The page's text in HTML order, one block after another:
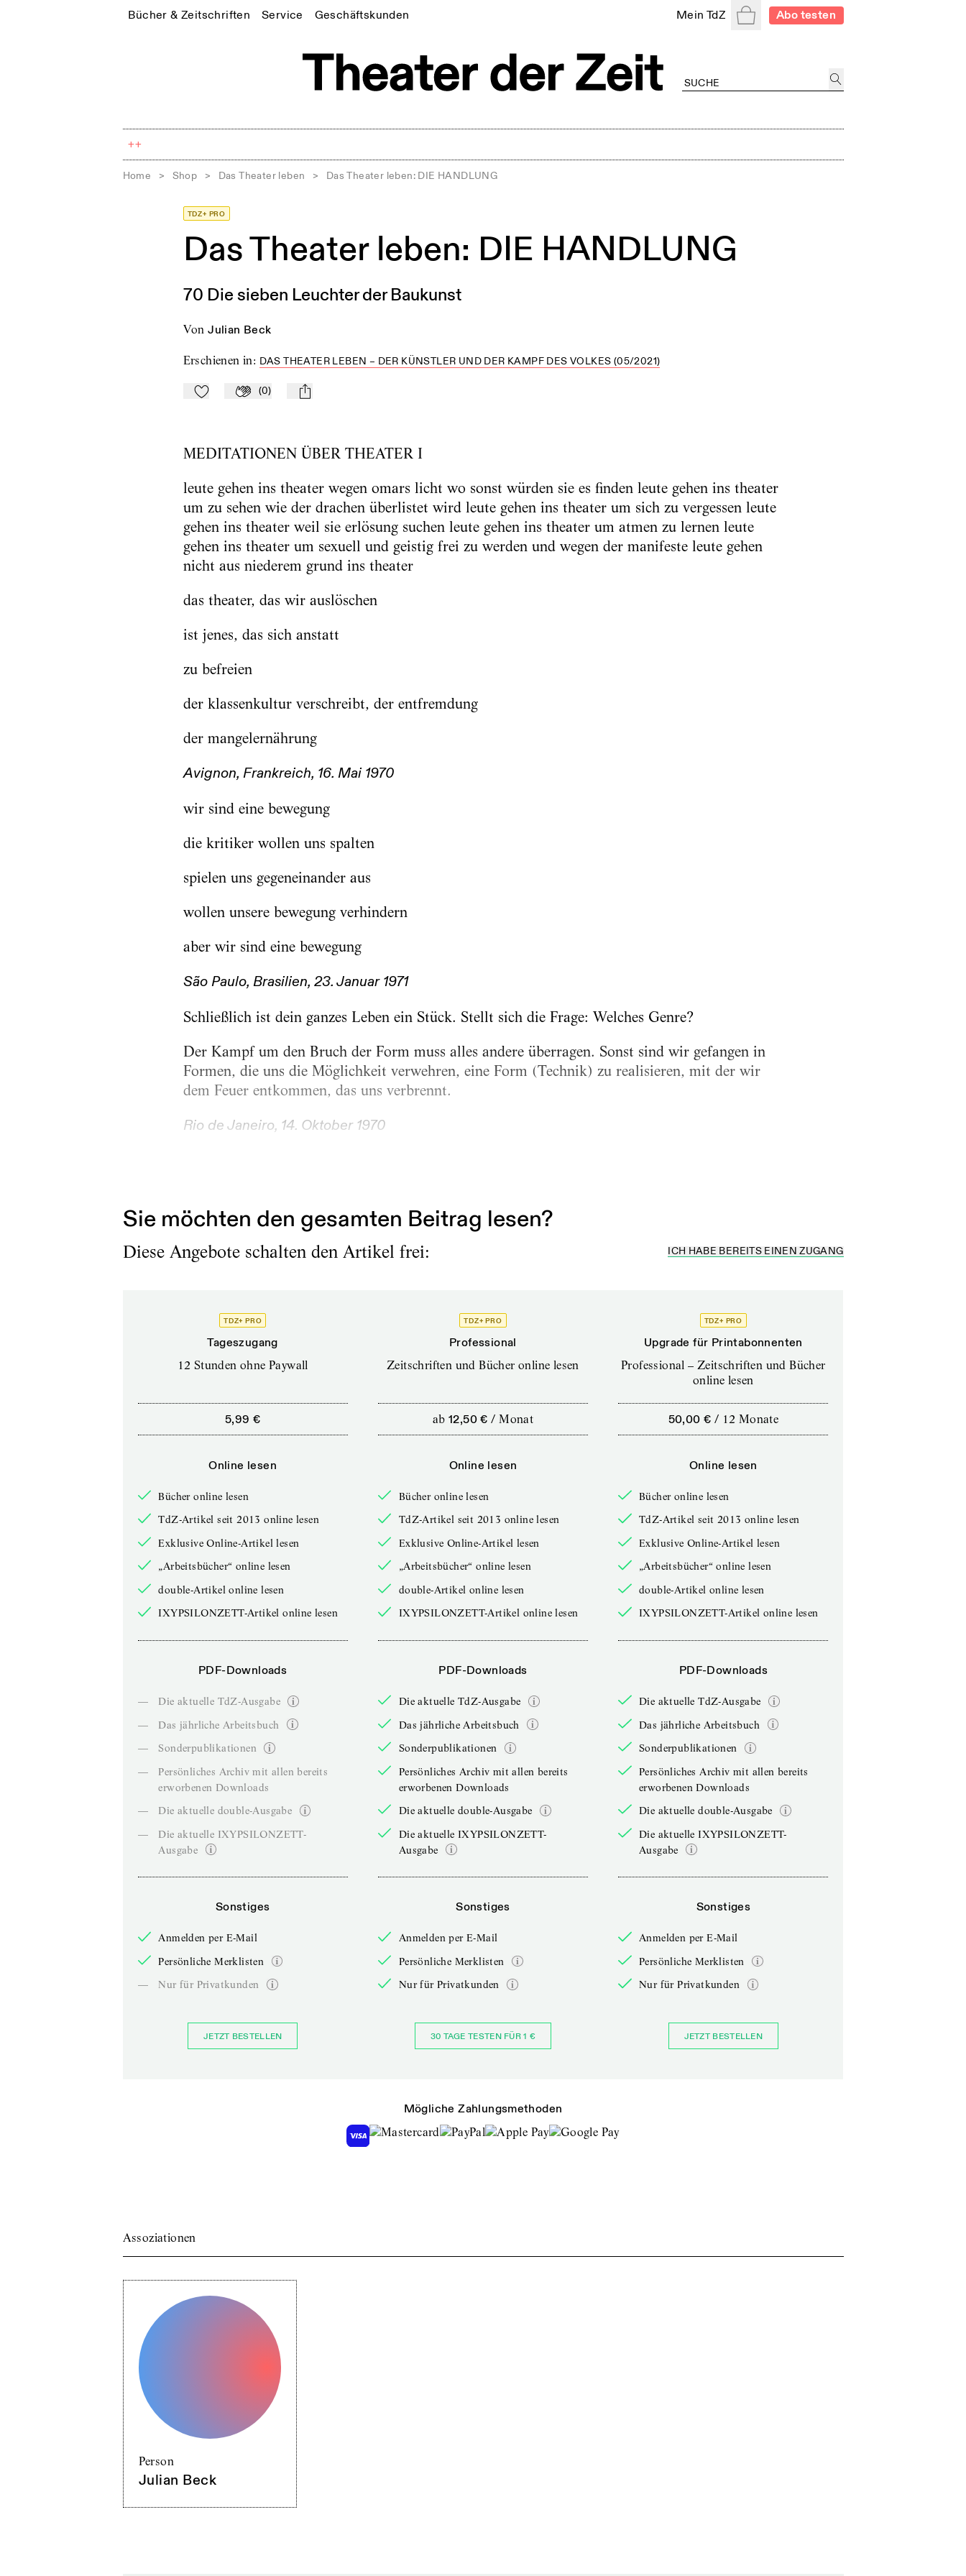
Bücher & Zeitschriften Service Geschäftskunden Mein TdZ WarenkorbAbo testen
++
Home > Shop > Das Theater leben > Das Theater leben: DIE HANDLUNG
TDZ+ PRO
Das Theater leben: DIE HANDLUNG
70 Die sieben Leuchter der Baukunst
von Julian Beck
Erschienen in: DAS THEATER LEBEN – DER KÜNSTLER UND DER KAMPF DES VOLKES (05/2021)
Zu Mein-TdZ hinzufügen
Applaudieren
(0) mail
MEDITATIONEN ÜBER THEATER I
leute gehen ins theater wegen omars licht wo sonst würden sie es finden leute gehen ins theater
um zu sehen wie der drachen überlistet wird leute gehen ins theater um sich zu vergessen leute
gehen ins theater weil sie erlösung suchen leute gehen ins theater um atmen zu lernen leute
gehen ins theater um sexuell und geistig frei zu werden und wegen der manifeste leute gehen
nicht aus niederem grund ins theater
das theater, das wir auslöschen
ist jenes, das sich anstatt
zu befreien
der klassenkultur verschreibt, der entfremdung
der mangelernährung
Avignon, Frankreich, 16. Mai 1970
wir sind eine bewegung
die kritiker wollen uns spalten
spielen uns gegeneinander aus
wollen unsere bewegung verhindern
aber wir sind eine bewegung
São Paulo, Brasilien, 23. Januar 1971
Schließlich ist dein ganzes Leben ein Stück. Stellt sich die Frage: Welches Genre?
Der Kampf um den Bruch der Form muss alles andere überragen. Sonst sind wir gefangen in
Formen, die uns die Möglichkeit verwehren, eine Form (Technik) zu realisieren, mit der wir
dem Feuer entkommen, das uns verbrennt.
Rio de Janeiro, 14. Oktober 1970
Sie möchten den gesamten Beitrag lesen?
Diese Angebote schalten den Artikel frei: ICH HABE BEREITS EINEN ZUGANG
TDZ+ PRO
Tageszugang
12 Stunden ohne Paywall
5,99 €
Online lesen
Bücher online lesen
TdZ-Artikel seit 2013 online lesen
Exklusive Online-Artikel lesen
„Arbeitsbücher“ online lesen
double-Artikel online lesen
IXYPSILONZETT-Artikel online lesen
PDF-Downloads
—
Die aktuelle TdZ-Ausgabe
—
Das jährliche Arbeitsbuch
—
Sonderpublikationen
—
Persönliches Archiv mit allen bereits
erworbenen Downloads
—
Die aktuelle double-Ausgabe
—
Die aktuelle IXYPSILONZETT-
Ausgabe
Sonstiges
Anmelden per E-Mail
Persönliche Merklisten
—
Nur für Privatkunden
JETZT BESTELLEN
TDZ+ PRO
Professional
Zeitschriften und Bücher online lesen
ab 12,50 € /Monat
Online lesen
Bücher online lesen
TdZ-Artikel seit 2013 online lesen
Exklusive Online-Artikel lesen
„Arbeitsbücher“ online lesen
double-Artikel online lesen
IXYPSILONZETT-Artikel online lesen
PDF-Downloads
Die aktuelle TdZ-Ausgabe
Das jährliche Arbeitsbuch
Sonderpublikationen
Persönliches Archiv mit allen bereits
erworbenen Downloads
Die aktuelle double-Ausgabe
Die aktuelle IXYPSILONZETT-
Ausgabe
Sonstiges
Anmelden per E-Mail
Persönliche Merklisten
Nur für Privatkunden
30 TAGE TESTEN FÜR 1 €
TDZ+ PRO
Upgrade für Printabonnenten
Professional – Zeitschriften und Bücher
online lesen
50,00 € / 12 Monate
Online lesen
Bücher online lesen
TdZ-Artikel seit 2013 online lesen
Exklusive Online-Artikel lesen
„Arbeitsbücher“ online lesen
double-Artikel online lesen
IXYPSILONZETT-Artikel online lesen
PDF-Downloads
Die aktuelle TdZ-Ausgabe
Das jährliche Arbeitsbuch
Sonderpublikationen
Persönliches Archiv mit allen bereits
erworbenen Downloads
Die aktuelle double-Ausgabe
Die aktuelle IXYPSILONZETT-
Ausgabe
Sonstiges
Anmelden per E-Mail
Persönliche Merklisten
Nur für Privatkunden
JETZT BESTELLEN
Mögliche Zahlungsmethoden
Assoziationen
Person
Julian Beck